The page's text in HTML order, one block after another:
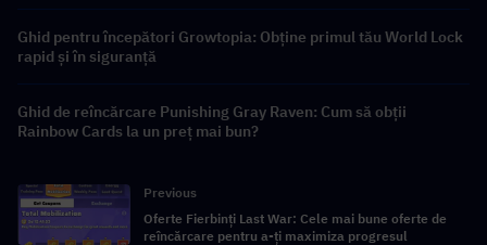
Ghid pentru începători Growtopia: Obține primul tău World Lock
rapid și în siguranță
Ghid de reîncărcare Punishing Gray Raven: Cum să obții
Rainbow Cards la un preț mai bun?
Previous
Oferte Fierbinți Last War: Cele mai bune oferte de
reîncărcare pentru a-ți maximiza progresul